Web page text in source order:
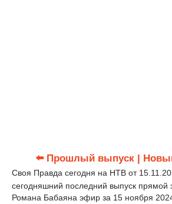
⬅️ Прошлый выпуск |
Своя Правда сегодня на НТВ от
сегодняшний последний выпуск
Романа Бабаяна эфир за 15 ноября